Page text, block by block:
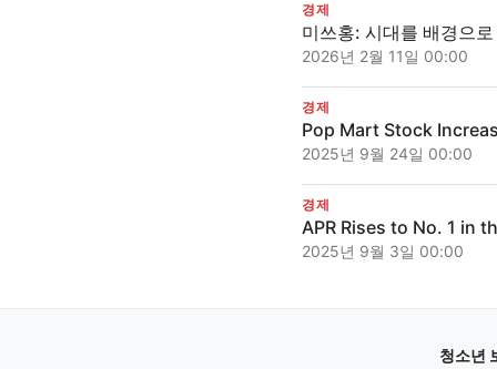
경제
미쓰홍: 시대를 배경으
2026년 2월 11일 00:00
경제
Pop Mart Stock
2025년 9월 24일 00:00
경제
APR Rises to No. 1 in
2025년 9월 3일 00:00
청소년